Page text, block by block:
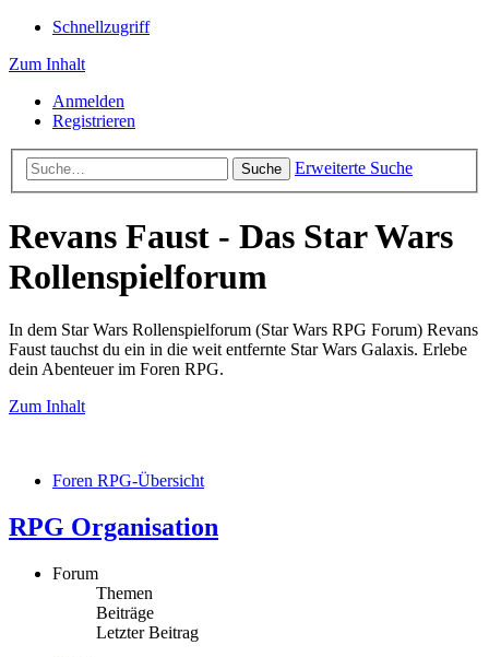
Schnellzugriff
Zum Inhalt
Anmelden
Registrieren
Suche Erweiterte Suche
Revans Faust - Das Star Wars
Rollenspielforum
In dem Star Wars Rollenspielforum (Star Wars RPG Forum) Revans
Faust tauchst du ein in die weit entfernte Star Wars Galaxis. Erlebe
dein Abenteuer im Foren RPG.
Zum Inhalt
Foren RPG-Übersicht
RPG Organisation
Forum
Themen
Beiträge
Letzter Beitrag